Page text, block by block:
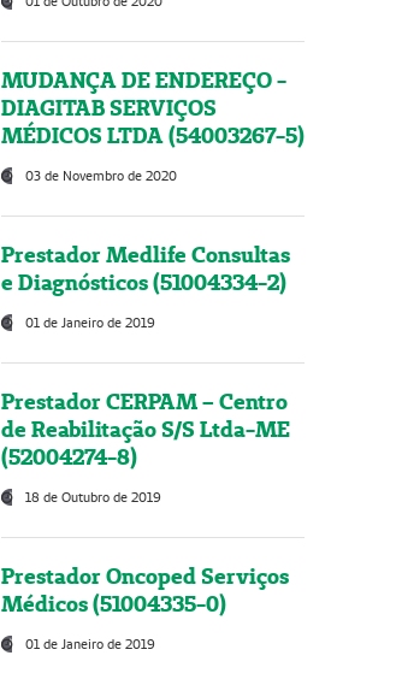
MUDANÇA DE ENDEREÇO -
DIAGITAB SERVIÇOS
MÉDICOS LTDA (54003267-5)
03 de Novembro de 2020
Prestador Medlife Consultas
e Diagnósticos (51004334-2)
01 de Janeiro de 2019
Prestador CERPAM – Centro
de Reabilitação S/S Ltda-ME
(52004274-8)
18 de Outubro de 2019
Prestador Oncoped Serviços
Médicos (51004335-0)
01 de Janeiro de 2019